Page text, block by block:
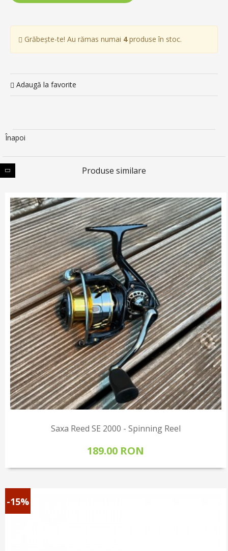
Grăbește-te! Au rămas numai 4produse în stoc.
Adaugă la favorite
Înapoi
Produse similare
Saxa Reed SE 2000 - Spinning Reel
189.00 RON
-15%